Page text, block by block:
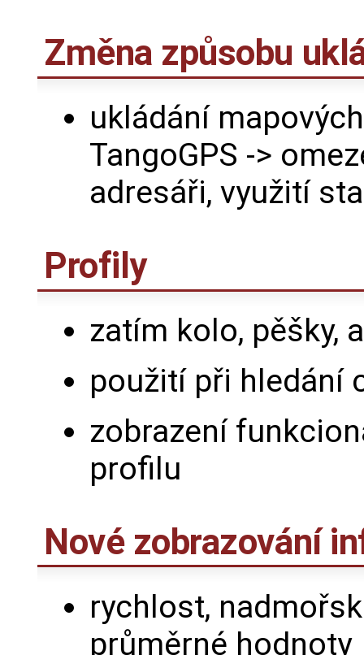
Změna způsobu
ukládání
TangoGPS ->
adresáři, využití
Profily
zatím kolo, pěšky,
použití při hledání
zobrazení
profilu
Nové zobrazování
rychlost,
průměrné hodnoty